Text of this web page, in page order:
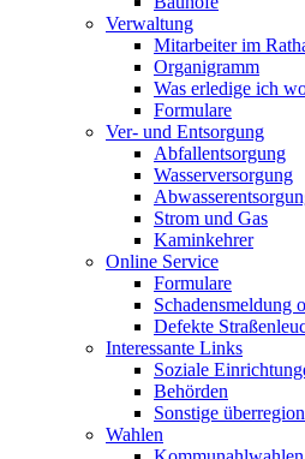
Verwaltung
Mitarbeiter im
Organigramm
Was erledige ich
Formulare
Ver- und Entsorgung
Abfallentsorgung
Wasserversorgung
Strom und Gas
Kaminkehrer
Online Service
Formulare
Schadensmeldung
Defekte
Interessante Links
Soziale
Behörden
Sonstige
Wahlen